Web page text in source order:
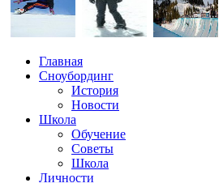
Главная
Сноубординг
История
Новости
Школа
Обучение
Советы
Школа
Личности